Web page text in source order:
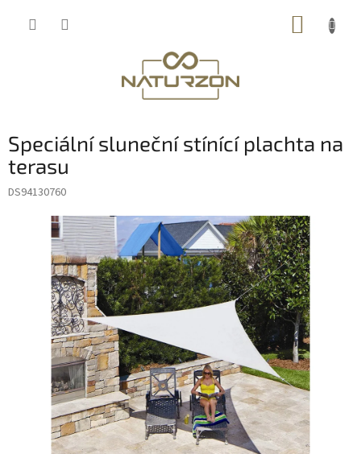
Speciální sluneční stínící plachta na
terasu
DS94130760